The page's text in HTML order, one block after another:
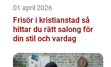
01 april 2026
Frisör i kristianstad så
hittar du rätt salong för
din stil och vardag